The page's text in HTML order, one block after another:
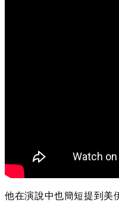
他在演說中也簡短提到美